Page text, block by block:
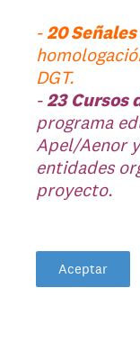
-20
DGT.
-23 Cursos
programa
Apel/Aenor
entidades
proyecto.
Aceptar